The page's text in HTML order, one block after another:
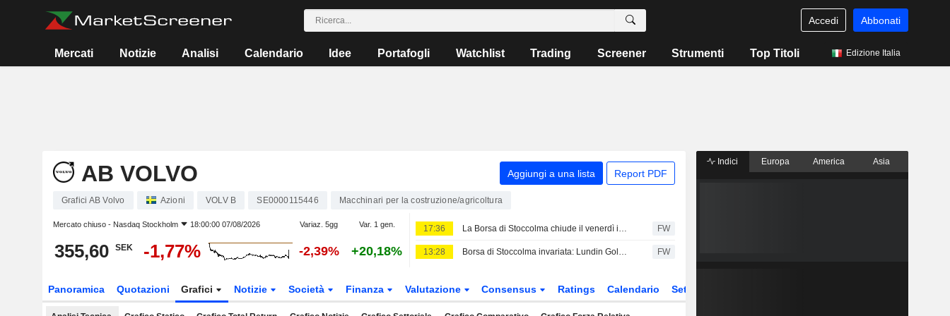
Accedi Abbonati
Mercati Notizie Analisi Calendario Idee Portafogli Watchlist Trading Screener Strumenti Top Titoli Edizione Italia
AB VOLVO Aggiungi a una lista Report PDF
Grafici AB Volvo Azioni VOLV B SE0000115446 Macchinari per la costruzione/agricoltura
Mercato chiuso - Nasdaq Stockholm 18:00:00 07/08/2026 Variaz. 5gg Var. 1 gen.
355,60 SEK -1,77% -2,39% +20,18%
17:36 La Borsa di Stoccolma chiude il venerdì in calo - Lundin Gold brilla dopo i risultati FW
13:28 Borsa di Stoccolma invariata: Lundin Gold sale dopo i risultati FW
Panoramica Quotazioni Grafici Notizie Società Finanza Valutazione Consensus Ratings Calendario Settore
Indici Europa America Asia